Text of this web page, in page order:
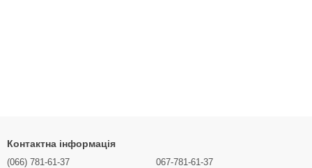
Контактна інформація
(066) 781-61-37
067-781-61-37